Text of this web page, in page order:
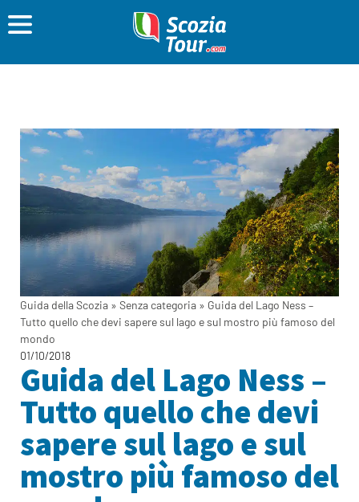
Guida della Scozia » Senza categoria » Guida del Lago Ness –
Tutto quello che devi sapere sul lago e sul mostro più famoso del
mondo
01/10/2018
Guida del Lago Ness –
Tutto quello che devi
sapere sul lago e sul
mostro più famoso del